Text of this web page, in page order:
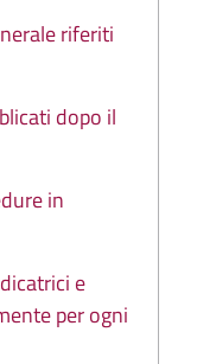
riferiti
dopo il
in
e
per ogni